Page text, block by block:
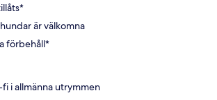
är välkomna
förbehåll*
i allmänna utrymmen